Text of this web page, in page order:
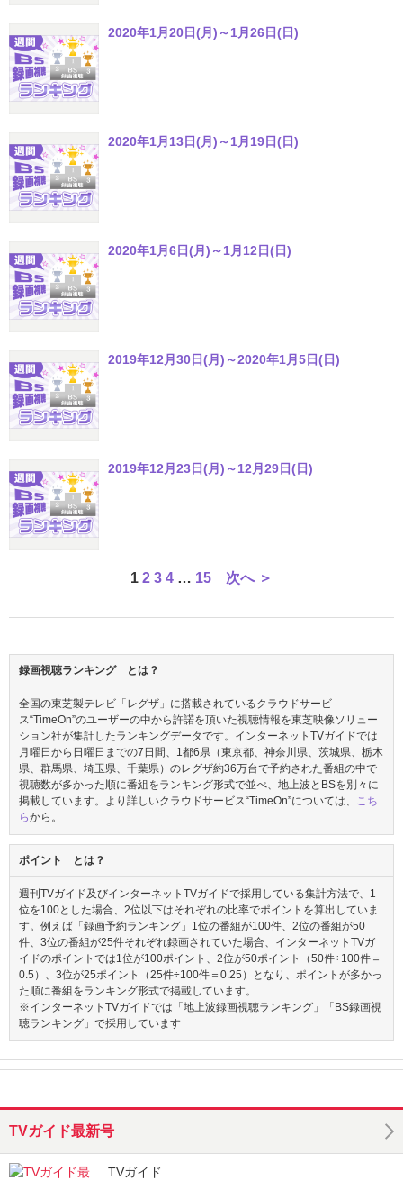
2020年1月20日(月)～1月26日(日)
2020年1月13日(月)～1月19日(日)
2020年1月6日(月)～1月12日(日)
2019年12月30日(月)～2020年1月5日(日)
2019年12月23日(月)～12月29日(日)
1 2 3 4 … 15 次へ ＞
録画視聴ランキング とは？
全国の東芝製テレビ「レグザ」に搭載されているクラウドサービ
ス“TimeOn”のユーザーの中から許諾を頂いた視聴情報を東芝映像ソリュー
ション社が集計したランキングデータです。インターネットTVガイドでは
月曜日から日曜日までの7日間、1都6県（東京都、神奈川県、茨城県、栃木
県、群馬県、埼玉県、千葉県）のレグザ約36万台で予約された番組の中で
視聴数が多かった順に番組をランキング形式で並べ、地上波とBSを別々に
掲載しています。より詳しいクラウドサービス“TimeOn”については、 こち
らから。
ポイント とは？
週刊TVガイド及びインターネットTVガイドで採用している集計方法で、1
位を100とした場合、2位以下はそれぞれの比率でポイントを算出していま
す。例えば「録画予約ランキング」1位の番組が100件、2位の番組が50
件、3位の番組が25件それぞれ録画されていた場合、インターネットTVガ
イドのポイントでは1位が100ポイント、2位が50ポイント（50件÷100件＝
0.5）、3位が25ポイント（25件÷100件＝0.25）となり、ポイントが多かっ
た順に番組をランキング形式で掲載しています。
※インターネットTVガイドでは「地上波録画視聴ランキング」「BS録画視
聴ランキング」で採用しています
TVガイド最新号
TVガイド